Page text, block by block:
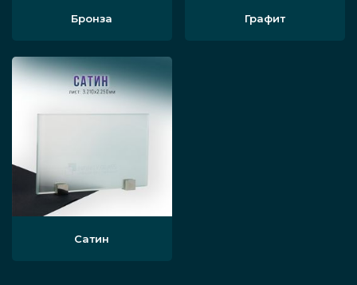
Бронза Графит
Сатин